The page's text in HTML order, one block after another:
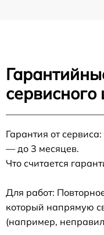
Гарантия от
— до 3 месяцев.
Что считается
Для работ:
который напрямую
(например,